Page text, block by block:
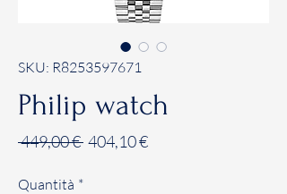
SKU: R8253597671
Philip watch
449,00 € Prezzo
404,10 €Prezzo
Quantità *